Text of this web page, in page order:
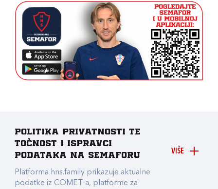
VIŠE
Politika privatnosti te
točnost i ispravci
podataka na Semaforu
Platforma hns.family prikazuje aktualne
podatke iz COMET-a, platforme za